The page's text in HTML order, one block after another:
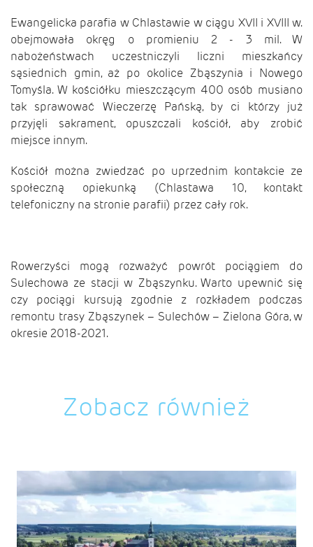
Ewangelicka parafia w Chlastawie w ciągu XVII i XVIII w.
obejmowała okręg o promieniu 2 - 3 mil. W
nabożeństwach uczestniczyli liczni mieszkańcy
sąsiednich gmin, aż po okolice Zbąszynia i Nowego
Tomyśla. W kościółku mieszczącym 400 osób musiano
tak sprawować Wieczerzę Pańską, by ci którzy już
przyjęli sakrament, opuszczali kościół, aby zrobić
miejsce innym.
Kościół można zwiedzać po uprzednim kontakcie ze
społeczną opiekunką (Chlastawa 10, kontakt
telefoniczny na stronie parafii) przez cały rok.
Rowerzyści mogą rozważyć powrót pociągiem do
Sulechowa ze stacji w Zbąszynku. Warto upewnić się
czy pociągi kursują zgodnie z rozkładem podczas
remontu trasy Zbąszynek – Sulechów – Zielona Góra, w
okresie 2018-2021.
Zobacz również